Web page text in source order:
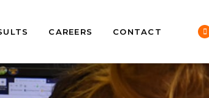
CAREERS CONTACT